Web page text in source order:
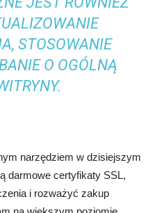
STOSOWANIE
O OGÓLNĄ
narzędziem w dzisiejszym
darmowe certyfikaty SSL,
i rozważyć zakup